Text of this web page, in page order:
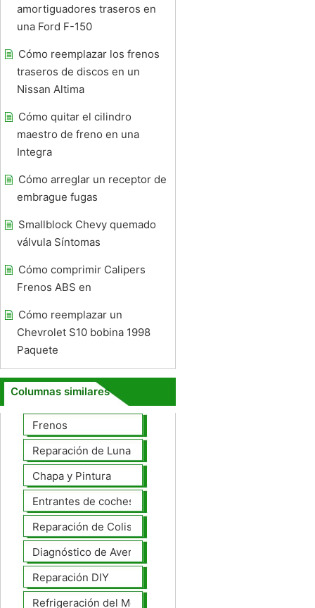
amortiguadores traseros en
una Ford F-150
Cómo reemplazar los frenos
traseros de discos en un
Nissan Altima
Cómo quitar el cilindro
maestro de freno en una
Integra
Cómo arreglar un receptor de
embrague fugas
Smallblock Chevy quemado
válvula Síntomas
Cómo comprimir Calipers
Frenos ABS en
Cómo reemplazar un
Chevrolet S10 bobina 1998
Paquete
Columnas similares
Frenos
Reparación de Lunas
Chapa y Pintura
Entrantes de coches
Reparación de Colisiones
Diagnóstico de Averías
Reparación DIY
Refrigeración del Motor